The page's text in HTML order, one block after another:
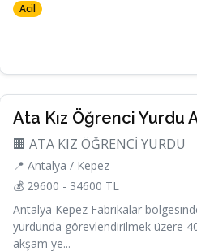
Acil
Ata Kız Öğrenci Yurdu
🏢 ATA KIZ ÖĞRENCİ YURDU
📍 Antalya / Kepez
💰 29600 - 34600 TL
Antalya Kepez Fabrikalar
yurdunda görevlendirilmek üzere
akşam ye...